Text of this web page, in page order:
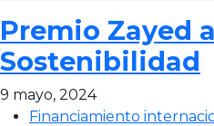
Premio Zayed
Sostenibilidad
9 mayo, 2024
Financiamiento